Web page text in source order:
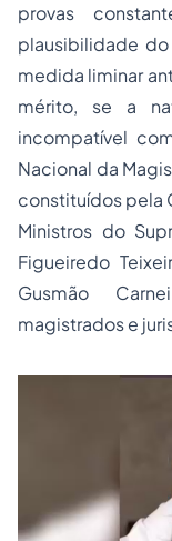
provas
plausibilidade
medida liminar
mérito, se a
incompatível
Nacional da
constituídos pela
Ministros do
Figueiredo
Gusmão
magistrados e